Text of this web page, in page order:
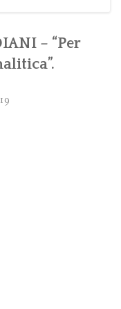
– “Per